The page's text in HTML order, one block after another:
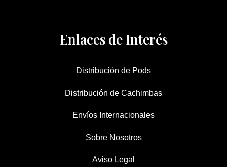
Enlaces de Interés
Distribución de Pods
Distribución de Cachimbas
Envíos Internacionales
Sobre Nosotros
Aviso Legal